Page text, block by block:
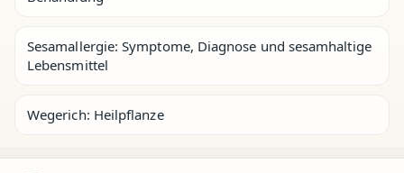
Sesamallergie: Symptome, Diagnose und sesamhaltige
Lebensmittel
Wegerich: Heilpflanze